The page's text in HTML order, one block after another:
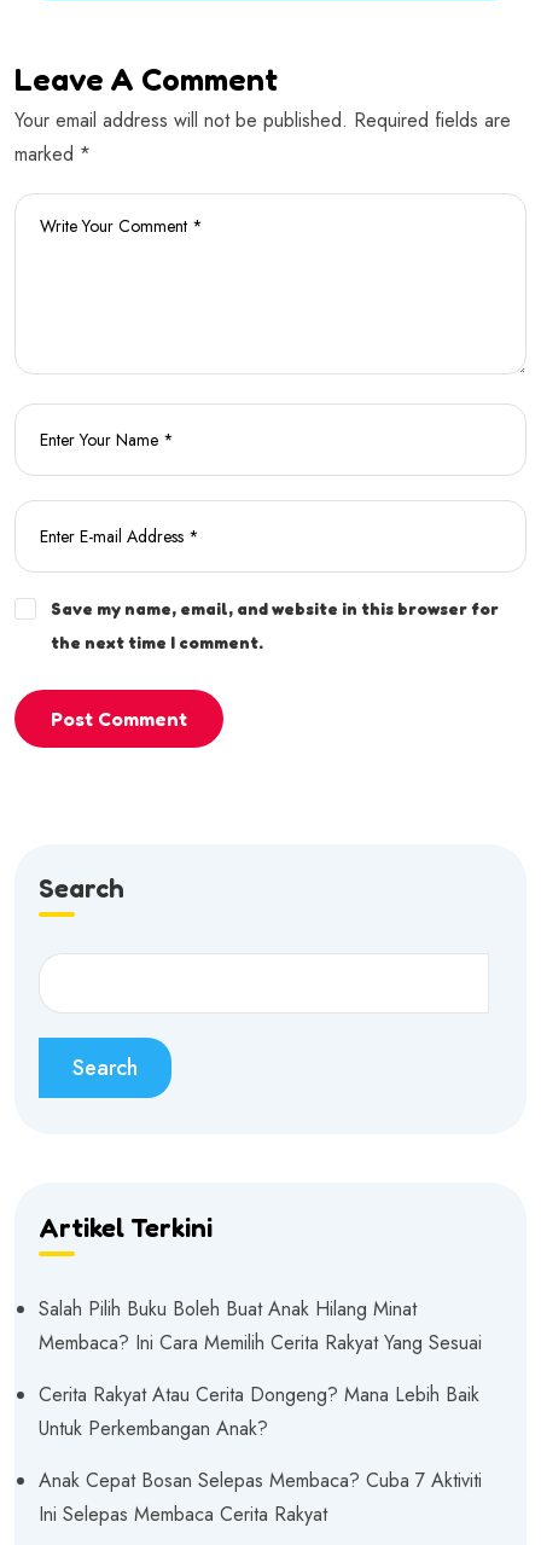
Leave A Comment
Your email address will not be published. Required fields are
marked *
Save my name, email, and website in this browser for
the next time I comment.
Post Comment
Search
Search
Artikel Terkini
Salah Pilih Buku Boleh Buat Anak Hilang Minat
Membaca? Ini Cara Memilih Cerita Rakyat Yang Sesuai
Cerita Rakyat Atau Cerita Dongeng? Mana Lebih Baik
Untuk Perkembangan Anak?
Anak Cepat Bosan Selepas Membaca? Cuba 7 Aktiviti
Ini Selepas Membaca Cerita Rakyat